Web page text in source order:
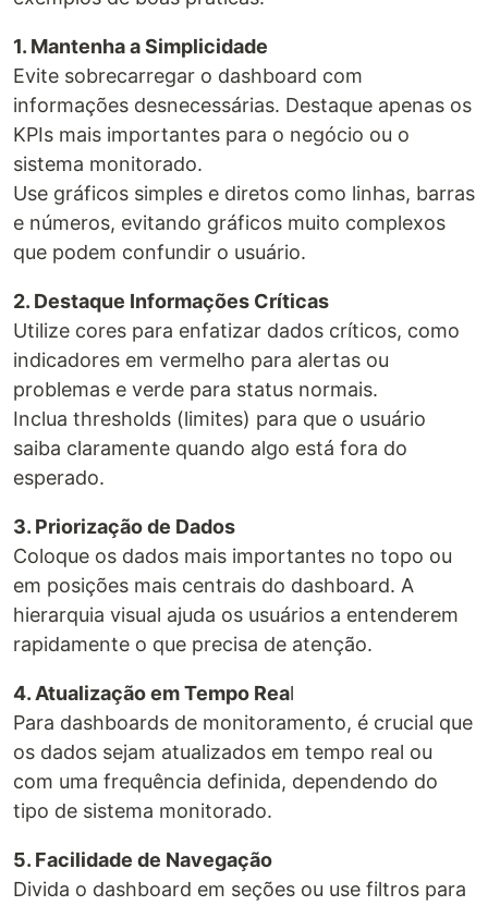
1. Mantenha a Simplicidade
Evite sobrecarregar o dashboard com
informações desnecessárias. Destaque apenas os
KPIs mais importantes para o negócio ou o
sistema monitorado.
Use gráficos simples e diretos como linhas, barras
e números, evitando gráficos muito complexos
que podem confundir o usuário.
2. Destaque Informações Críticas
Utilize cores para enfatizar dados críticos, como
indicadores em vermelho para alertas ou
problemas e verde para status normais.
Inclua thresholds (limites) para que o usuário
saiba claramente quando algo está fora do
esperado.
3. Priorização de Dados
Coloque os dados mais importantes no topo ou
em posições mais centrais do dashboard. A
hierarquia visual ajuda os usuários a entenderem
rapidamente o que precisa de atenção.
4. Atualização em Tempo Real
Para dashboards de monitoramento, é crucial que
os dados sejam atualizados em tempo real ou
com uma frequência definida, dependendo do
tipo de sistema monitorado.
5. Facilidade de Navegação
Divida o dashboard em seções ou use filtros para